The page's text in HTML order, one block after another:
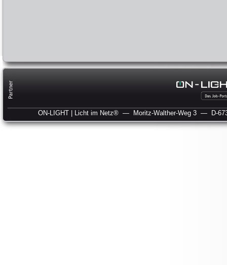
ON-LIGHT | Licht im Netz® — Moritz-Walther-Weg 3 — D-